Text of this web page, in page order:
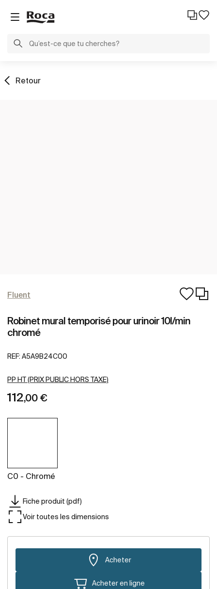
Retour
Fluent
Robinet mural temporisé pour urinoir 10l/min
chromé
REF: A5A9B24C00
PP HT (PRIX PUBLIC HORS TAXE)
112,00 €
C0 - Chromé
Fiche produit (pdf)
Voir toutes les dimensions
Acheter
Acheter en ligne